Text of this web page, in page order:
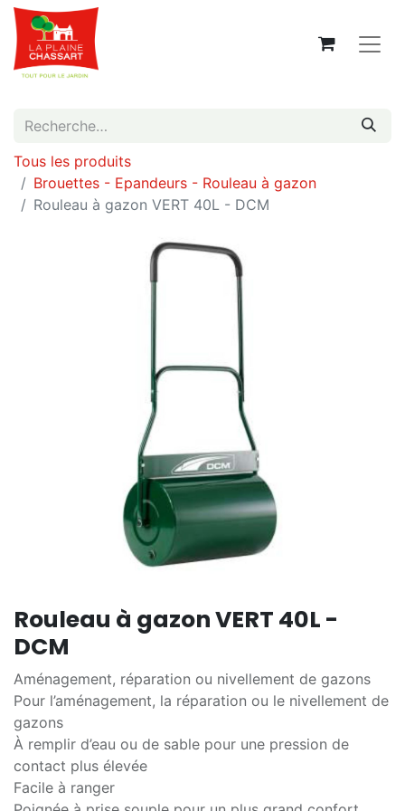
Tous les produits
Brouettes - Epandeurs - Rouleau à gazon
Rouleau à gazon VERT 40L - DCM
Rouleau à gazon VERT 40L -
DCM
Aménagement, réparation ou nivellement de gazons
Pour l’aménagement, la réparation ou le nivellement de
gazons
À remplir d’eau ou de sable pour une pression de
contact plus élevée
Facile à ranger